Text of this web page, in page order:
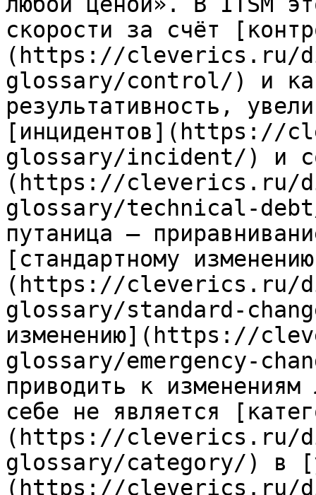
скорости за счёт
(https://cleverics.ru/
glossary/control/) и
результативность,
glossary/incident/) и
(https://cleverics.ru/
glossary/technical-
путаница —
[стандартному
(https://cleverics.ru/
glossary/standard-
изменению](https://
glossary/emergency-
приводить к
себе не является
(https://cleverics.ru/
glossary/category/) в
(https://cleverics.ru/